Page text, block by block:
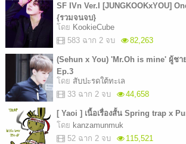
SF IVn Ver.I [JUNGKOOKxYOU]
{รวมจนจบ}
โดย KookieCube
583 ฉาก 2 จบ
82,263
(Sehun x You) 'Mr.Oh is mine' ผู้ช
Ep.3
โดย สับปะรดใต้ทะเล
33 ฉาก 2 จบ
44,658
[ Yaoi ] เนื้อเรื่องสั้น Spring trap x
โดย kanzamunmuk
52 ฉาก 2 จบ
115,521